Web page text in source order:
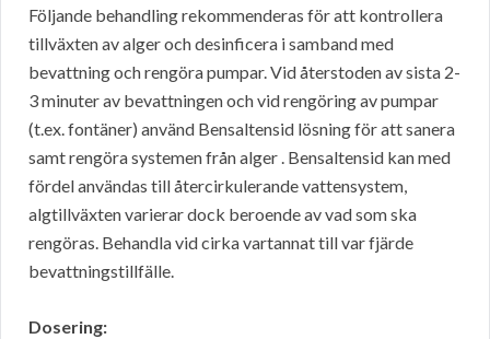
Följande behandling rekommenderas för att kontrollera
tillväxten av alger och desinficera i samband med
bevattning och rengöra pumpar. Vid återstoden av sista 2-
3 minuter av bevattningen och vid rengöring av pumpar
(t.ex. fontäner) använd Bensaltensid lösning för att sanera
samt rengöra systemen från alger . Bensaltensid kan med
fördel användas till återcirkulerande vattensystem,
algtillväxten varierar dock beroende av vad som ska
rengöras. Behandla vid cirka vartannat till var fjärde
bevattningstillfälle.
Dosering: